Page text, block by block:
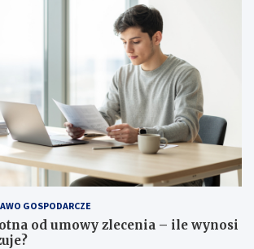
GOSPODARCZE
od umowy zlecenia – ile wynosi